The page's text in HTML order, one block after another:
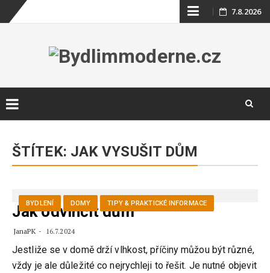
Skip
content
7.8.2026
contentŠTÍTEK: JAK VYSUŠIT DŮM
BYDLENÍ DOMY TIPY & PRAKTICKÉ INFORMACE
Jak odvlhčit dům
JanaPK 16.7.2024
Jestliže se v domě drží vlhkost, příčiny můžou být různé,
vždy je ale důležité co nejrychleji to řešit. Je nutné objevit